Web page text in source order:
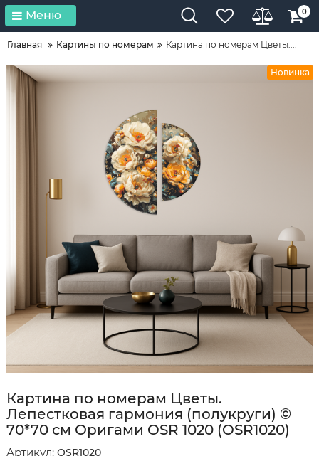
Меню 0
Главная Картины по номерам Картина по номерам Цветы....
Новинка
Картина по номерам Цветы.
Лепестковая гармония (полукруги) ©
70*70 см Оригами OSR 1020 (OSR1020)
Артикул: OSR1020